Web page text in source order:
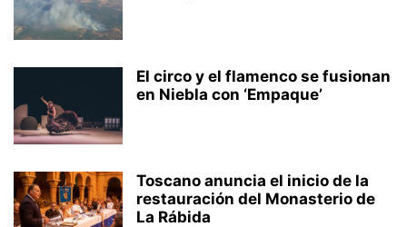
El circo y el flamenco se fusionan
en Niebla con ‘Empaque’
Toscano anuncia el inicio de la
restauración del Monasterio de
La Rábida